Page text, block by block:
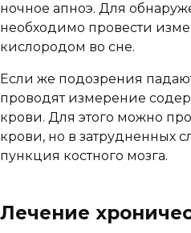
ночное апноэ. Для
необходимо провести
кислородом во сне.
Если же подозрения
проводят измерение
крови. Для этого можно
крови, но в затрудненных
пункция костного мозга.
Лечение